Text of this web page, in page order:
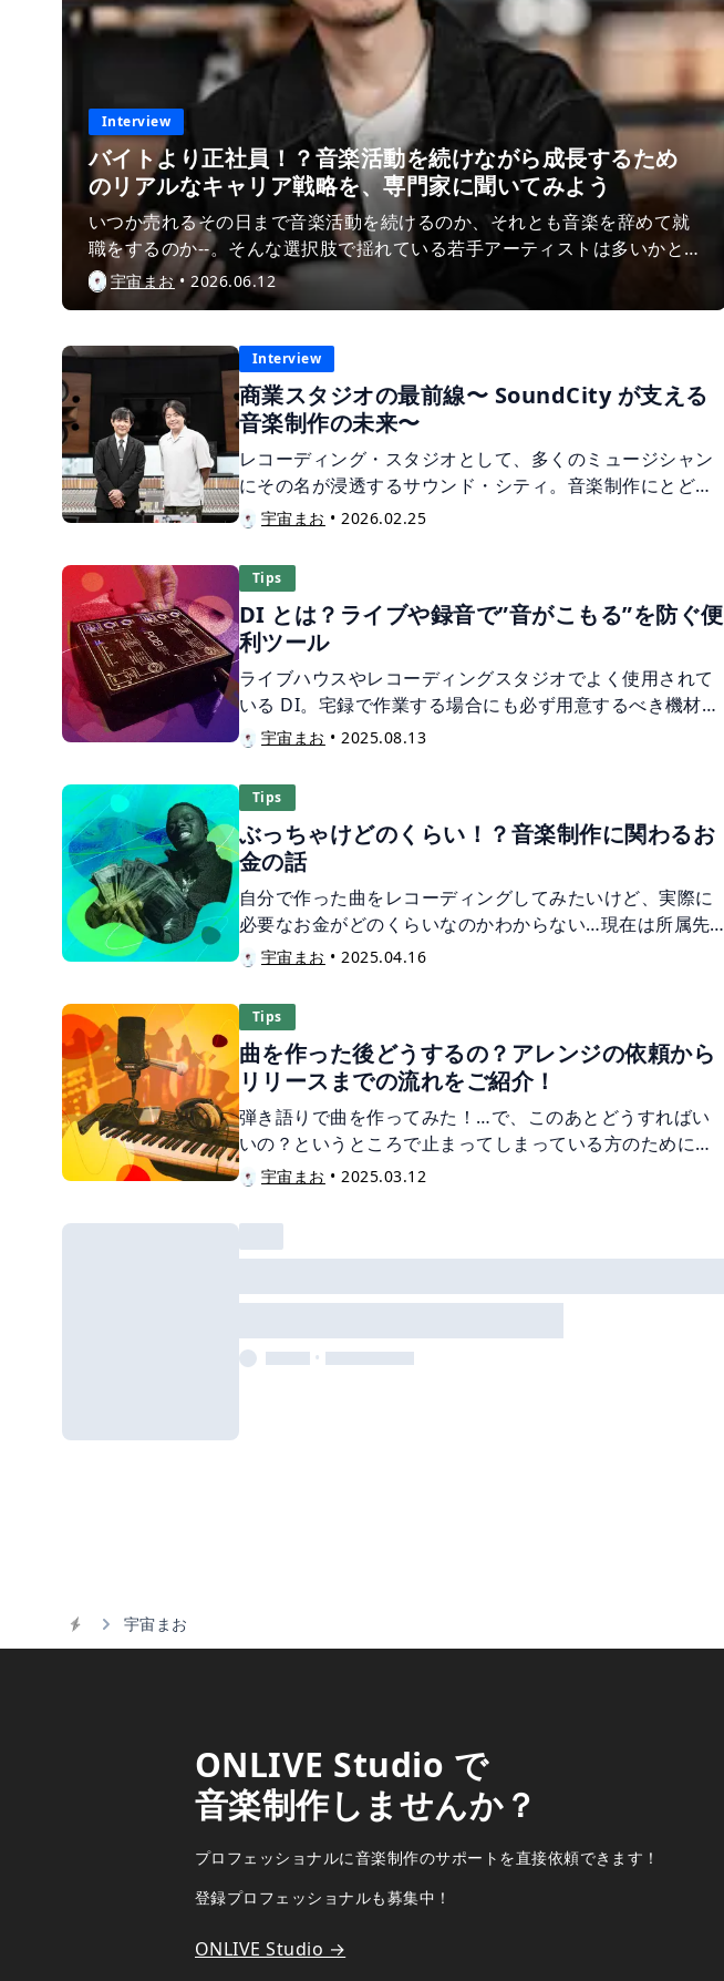
Interview
バイトより正社員！？音楽活動を続けながら成長するため
のリアルなキャリア戦略を、専門家に聞いてみよう
いつか売れるその日まで音楽活動を続けるのか、それとも音楽を辞めて就
職をするのか--。そんな選択肢で揺れている若手アーティストは多いかと
思います。今回は、数千組のアーティスト支援を行ってきた経験を持つ株
式会社アーティストキャリアの代表であるガリバー宇田川氏に、音楽活動
トへ向けたリアルなアドバイスを伺いました。
宇宙まお•2026.06.12
Interview
商業スタジオの最前線〜 SoundCity が支える
音楽制作の未来〜
レコーディング・スタジオとして、多くのミュージシャン
にその名が浸透するサウンド・シティ。音楽制作にとどま
らず、総合ポスト・プロダクションとして映像業界におけ
あるサウンド・シティ本館にて、元エンジニアであり現在
は取締役を務める中澤智氏、そしてエンジニアとして現場
に立ちながらミュージック部門の部長を務める中山太陽氏
に、スタジオの特徴から今後目指すビジョンまで、お話を
伺いました。
宇宙まお •2026.02.25
Tips
DI とは？ライブや録音で”音がこもる”を防ぐ便
利ツール
ライブハウスやレコーディングスタジオでよく使用されて
いる DI。宅録で作業する場合にも必ず用意するべき機材な
のでしょうか？具体的な機能を理解して制作に活かしまし
宇宙まお •2025.08.13
Tips
ぶっちゃけどのくらい！？音楽制作に関わるお
金の話
自分で作った曲をレコーディングしてみたいけど、実際に
必要なお金がどのくらいなのかわからない…現在は所属先
を持たずフリーで活動する宇宙まおが、本当はみんな知り
書いてみたいと思います。
宇宙まお •2025.04.16
Tips
曲を作った後どうするの？アレンジの依頼から
リリースまでの流れをご紹介！
弾き語りで曲を作ってみた！…で、このあとどうすればい
いの？というところで止まってしまっている方のために、
シンガーソングライターとして活動している宇宙まおが、
介します。
宇宙まお •2025.03.12
•
宇宙まお
ONLIVE Studio で
音楽制作しませんか？
プロフェッショナルに音楽制作のサポートを直接依頼できます！
登録プロフェッショナルも募集中！
ONLIVE Studio →